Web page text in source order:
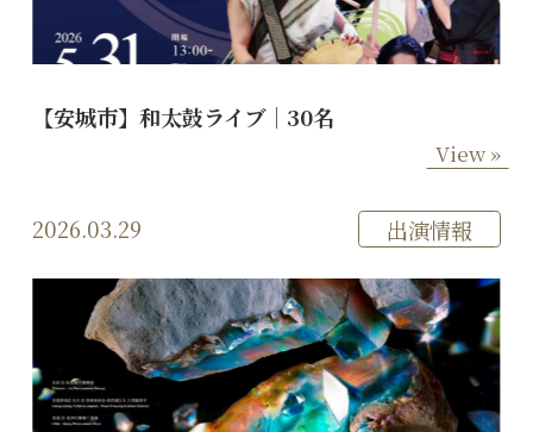
【安城市】和太鼓ライブ｜30名
View »
2026.03.29 出演情報